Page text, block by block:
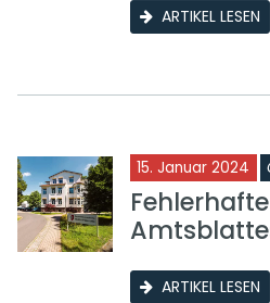
ARTIKEL LESEN
15. Januar 2024
ARTIKEL LESEN